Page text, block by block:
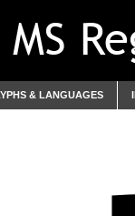
& LANGUAGES